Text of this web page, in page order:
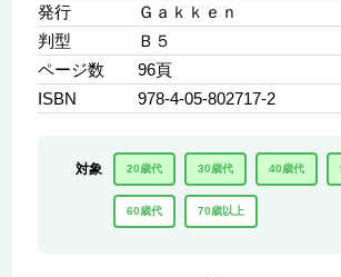
発行
Ｇａｋｋｅｎ
判型
Ｂ５
ページ数
96頁
ISBN
978-4-05-802717-2
対象 20歳代 30歳代 40歳代
60歳代 70歳以上